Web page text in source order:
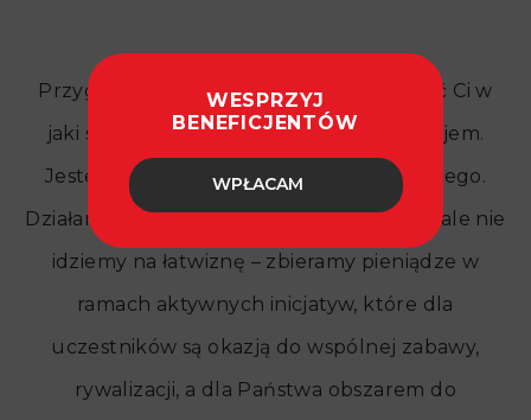
Przygotowaliśmy tę ofertę, żeby pokazać Ci w
jaki sposób możemy pomóc sobie nawzajem.
Jesteśmy Organizacją Pożytku Publicznego.
Działamy charytatywnie już od 2013 roku, ale nie
idziemy na łatwiznę – zbieramy pieniądze w
ramach aktywnych inicjatyw, które dla
uczestników są okazją do wspólnej zabawy,
rywalizacji, a dla Państwa obszarem do
WESPRZYJ
BENEFICJENTÓW
WPŁACAM